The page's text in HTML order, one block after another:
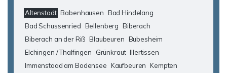
Altenstadt Babenhausen Bad Hindelang
Bad Schussenried Bellenberg Biberach
Biberach an der Riß Blaubeuren Bubesheim
Elchingen / Thalfingen
Grünkraut Illertissen
Immenstaad am Bodensee Kaufbeuren Kempten